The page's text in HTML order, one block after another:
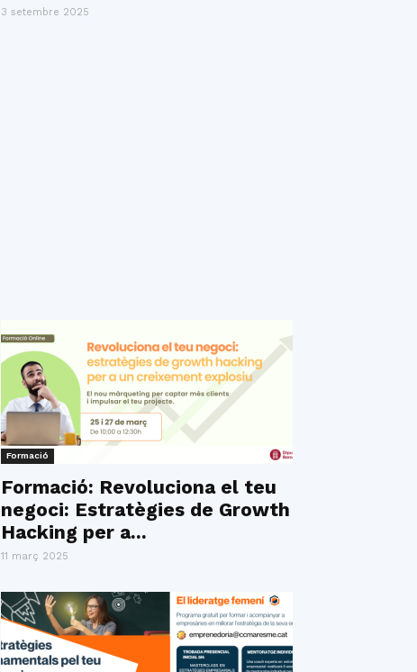
3 setembre 2025
Formació
Formació: Revoluciona el teu
negoci: Estratègies de Growth
Hacking per a...
11 març 2025